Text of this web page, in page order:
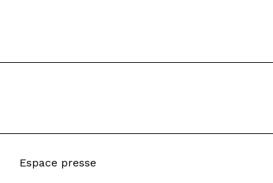
Espace presse